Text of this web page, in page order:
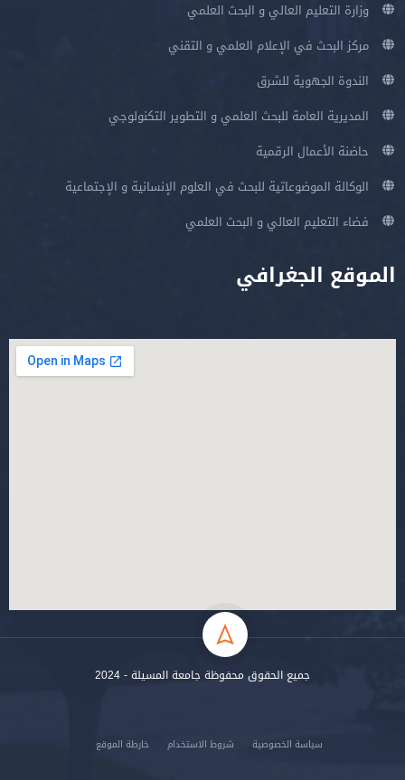
وزارة التعليم العالي و البحث العلمي
مركز البحث في الإعلام العلمي و التقني
الندوة الجهوية للشرق
المديرية العامة للبحث العلمي و التطوير التكنولوجي
حاضنة الأعمال الرقمية
الوكالة الموضوعاتية للبحث في العلوم الإنسانية و الإجتماعية
فضاء التعليم العالي و البحث العلمي
الموقع الجغرافي
جميع الحقوق محفوظة جامعة المسيلة - 2024
سياسة الخصوصية شروط الاستخدام خارطة الموقع